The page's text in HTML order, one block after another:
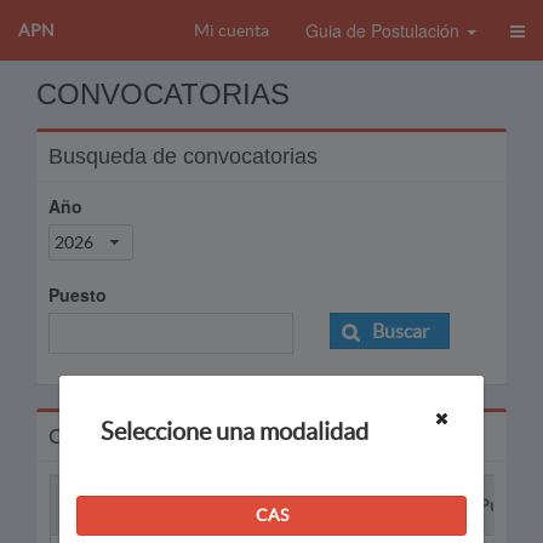
APN Mi cuenta Guia de Postulación
CONVOCATORIAS
Busqueda de convocatorias
Año
2026
Puesto
Buscar
Convocatorias
Puesto
Seleccione una modalidad
CAS